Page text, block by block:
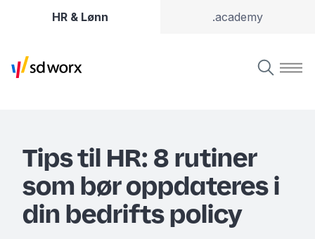
HR & Lønn .academy
Tips til HR: 8 rutiner
som bør oppdateres i
din bedrifts policy